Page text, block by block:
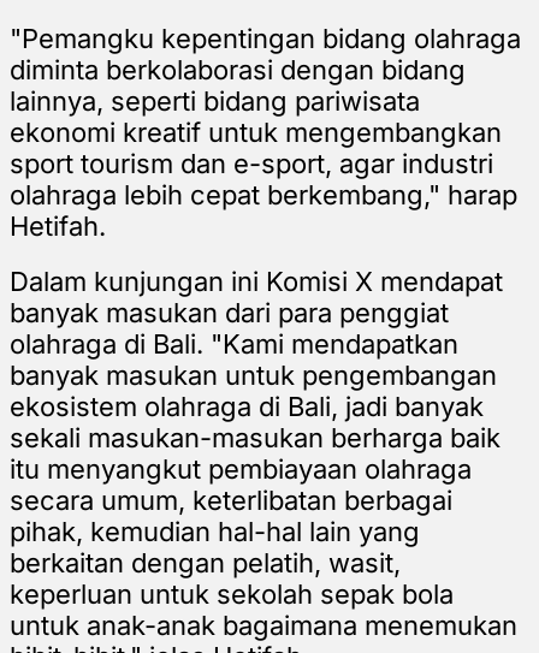
"Pemangku kepentingan bidang olahraga
diminta berkolaborasi dengan bidang
lainnya, seperti bidang pariwisata
ekonomi kreatif untuk mengembangkan
sport tourism dan e-sport, agar industri
olahraga lebih cepat berkembang," harap
Hetifah.
Dalam kunjungan ini Komisi X mendapat
banyak masukan dari para penggiat
olahraga di Bali. "Kami mendapatkan
banyak masukan untuk pengembangan
ekosistem olahraga di Bali, jadi banyak
sekali masukan-masukan berharga baik
itu menyangkut pembiayaan olahraga
secara umum, keterlibatan berbagai
pihak, kemudian hal-hal lain yang
berkaitan dengan pelatih, wasit,
keperluan untuk sekolah sepak bola
untuk anak-anak bagaimana menemukan